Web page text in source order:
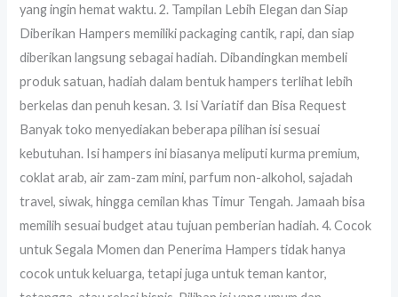
yang ingin hemat waktu. 2. Tampilan Lebih Elegan dan Siap
Diberikan Hampers memiliki packaging cantik, rapi, dan siap
diberikan langsung sebagai hadiah. Dibandingkan membeli
produk satuan, hadiah dalam bentuk hampers terlihat lebih
berkelas dan penuh kesan. 3. Isi Variatif dan Bisa Request
Banyak toko menyediakan beberapa pilihan isi sesuai
kebutuhan. Isi hampers ini biasanya meliputi kurma premium,
coklat arab, air zam-zam mini, parfum non-alkohol, sajadah
travel, siwak, hingga cemilan khas Timur Tengah. Jamaah bisa
memilih sesuai budget atau tujuan pemberian hadiah. 4. Cocok
untuk Segala Momen dan Penerima Hampers tidak hanya
cocok untuk keluarga, tetapi juga untuk teman kantor,